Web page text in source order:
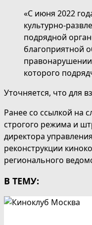
«С июня 2022
культурно-
подрядной
благоприятной
которого
Уточняется, что для
Ранее со ссылкой на
строгого режима и
директора
реконструкции
регионального
В ТЕМУ: